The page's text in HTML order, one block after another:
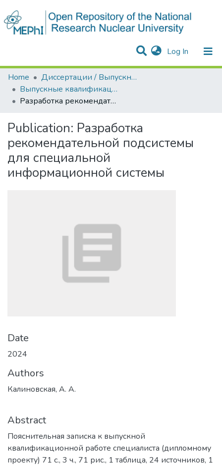
Log In (current)
Communities & Collections
Statistics
All of DSpace
Home
Диссертации / Выпускные квалификационные работы
Выпускные квалификационные работы
Разработка рекомендательной подсистемы для специальной информационной системы
Publication: Разработка
рекомендательной подсистемы
для специальной
информационной системы
Date
2024
Authors
Калиновская, А. А.
Abstract
Пояснительная записка к выпускной
квалификационной работе специалиста (дипломному
проекту) 71 с., 3 ч., 71 рис., 1 таблица, 24 источников, 1